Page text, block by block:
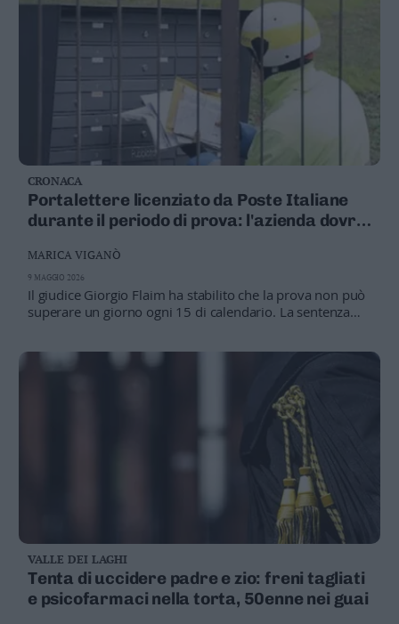
CRONACA
Portalettere licenziato da Poste Italiane
durante il periodo di prova: l'azienda dovrà
Il giudice Giorgio Flaim ha stabilito che la prova non può
superare un giorno ogni 15 di calendario. La sentenza
determinato.
MARICA VIGANÒ
9 MAGGIO 2026
VALLE DEI LAGHI
Tenta di uccidere padre e zio: freni tagliati
e psicofarmaci nella torta, 50enne nei guai